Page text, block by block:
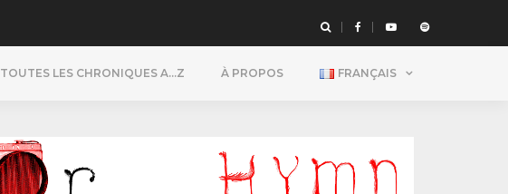
TOUTES LES CHRONIQUES A…Z À PROPOS FRANÇAIS